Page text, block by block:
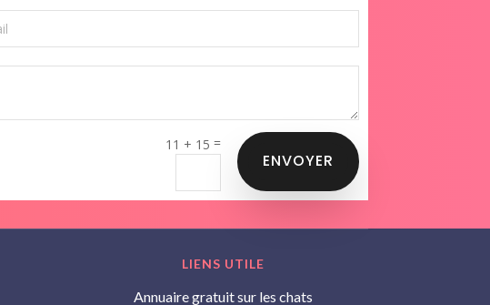
11 + 15 =
ENVOYER
LIENS UTILE
Annuaire gratuit sur les chats